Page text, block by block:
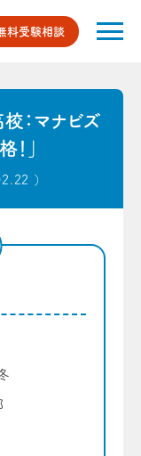
料受験相談
：マナビズ
」
）